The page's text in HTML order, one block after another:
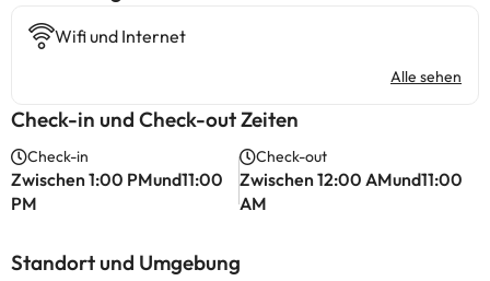
Wifi und Internet
Alle sehen
Check-in und Check-out Zeiten
Check-in
Zwischen 1:00 PMund11:00
PM
Check-out
Zwischen 12:00 AMund11:00
AM
Standort und Umgebung